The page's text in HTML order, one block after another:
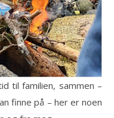
til familien, sammen –
finne på – her er noen